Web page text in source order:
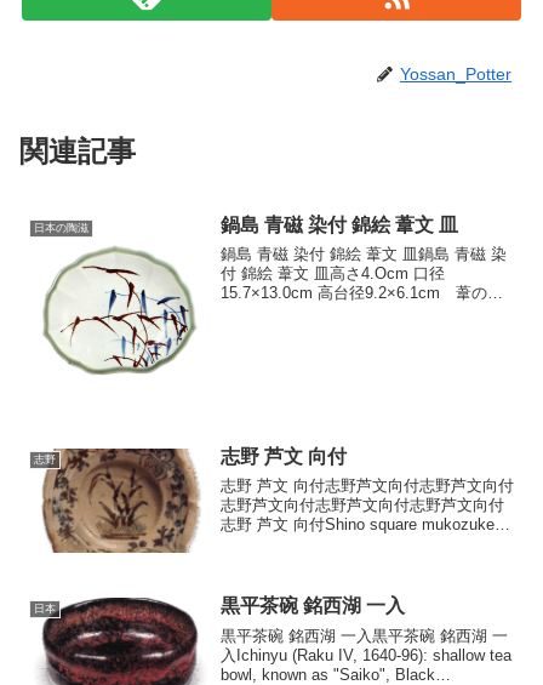
Yossan_Potter
関連記事
日本の陶滋 鍋島 青磁 染付 錦絵 葦文 皿
鍋島 青磁 染付 錦絵 葦文 皿鍋島 青磁 染
付 錦絵 葦文 皿高さ4.Ocm 口径
15.7×13.0cm 高台径9.2×6.1cm 葦の文
志野 志野 芦文 向付
志野 芦文 向付志野芦文向付志野芦文向付
志野芦文向付志野芦文向付志野芦文向付
志野 芦文 向付Shino square mukozuke
日本 黒平茶碗 銘西湖 一入
黒平茶碗 銘西湖 一入黒平茶碗 銘西湖 一
入Ichinyu (Raku IV, 1640-96): shallow tea
bowl, known as "Saiko", Black